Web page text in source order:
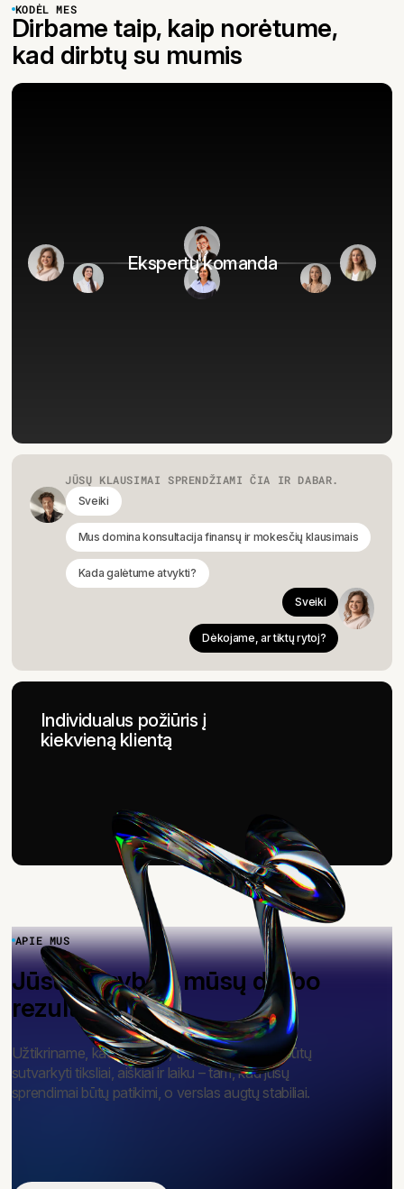
KODĖL MES
Dirbame taip, kaip norėtume,
kad dirbtų su mumis
Ekspertų komanda
JŪSŲ KLAUSIMAI SPRENDŽIAMI ČIA IR DABAR.
Sveiki
Mus domina konsultacija finansų ir mokesčių klausimais
Kada galėtume atvykti?
Sveiki
Dėkojame, ar tiktų rytoj?
Individualus požiūris į
kiekvieną klientą
APIE MUS
Jūsų ramybė – mūsų darbo
rezultatas
Užtikriname, kad finansai, teisė ir mokesčiai būtų
sutvarkyti tiksliai, aiškiai ir laiku – tam, kad jūsų
sprendimai būtų patikimi, o verslas augtų stabiliai.